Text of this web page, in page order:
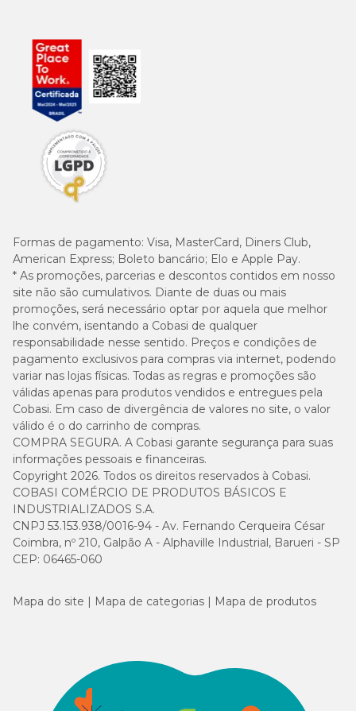
Formas de pagamento: Visa, MasterCard, Diners Club,
American Express; Boleto bancário; Elo e Apple Pay.
* As promoções, parcerias e descontos contidos em nosso
site não são cumulativos. Diante de duas ou mais
promoções, será necessário optar por aquela que melhor
lhe convém, isentando a Cobasi de qualquer
responsabilidade nesse sentido. Preços e condições de
pagamento exclusivos para compras via internet, podendo
variar nas lojas físicas. Todas as regras e promoções são
válidas apenas para produtos vendidos e entregues pela
Cobasi. Em caso de divergência de valores no site, o valor
válido é o do carrinho de compras.
COMPRA SEGURA. A Cobasi garante segurança para suas
informações pessoais e financeiras.
Copyright 2026. Todos os direitos reservados à Cobasi.
COBASI COMÉRCIO DE PRODUTOS BÁSICOS E
INDUSTRIALIZADOS S.A.
CNPJ 53.153.938/0016-94 - Av. Fernando Cerqueira César
Coimbra, nº 210, Galpão A - Alphaville Industrial, Barueri - SP
CEP: 06465-060
Mapa do site Mapa de categorias Mapa de produtos